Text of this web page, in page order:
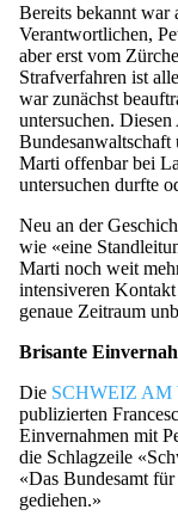
Bereits bekannt war
Verantwortlichen,
aber erst vom
Strafverfahren ist
war zunächst
untersuchen.
Bundesanwaltschaft
Marti offenbar bei
untersuchen durfte
Neu an der
wie «eine
Marti noch weit
intensiveren
genaue Zeitraum
Brisante
Die SCHWEIZ AM
publizierten
Einvernahmen mit
die Schlagzeile
«Das Bundesamt
gediehen.»